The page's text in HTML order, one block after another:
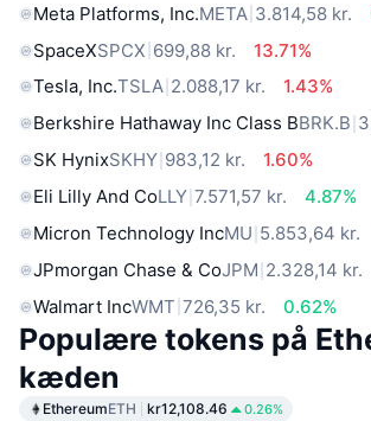
Meta Platforms, Inc.META 3.814,58 kr.
SpaceXSPCX 699,88 kr.
13.71%
Tesla, Inc.TSLA 2.088,17 kr.
1.43%
Berkshire Hathaway Inc Class BBRK.B
SK HynixSKHY 983,12 kr.
1.60%
Eli Lilly And CoLLY 7.571,57 kr.
4.87%
Micron Technology IncMU 5.853,64 kr.
JPmorgan Chase & CoJPM 2.328,14 kr.
Walmart IncWMT 726,35 kr. 0.62%
Populære tokens på
kæden
EthereumETH kr12,108.46 0.26%